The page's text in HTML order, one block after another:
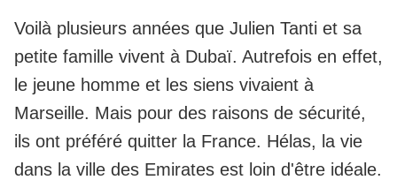
Voilà plusieurs années que Julien Tanti et sa
petite famille vivent à Dubaï. Autrefois en effet,
le jeune homme et les siens vivaient à
Marseille. Mais pour des raisons de sécurité,
ils ont préféré quitter la France. Hélas, la vie
dans la ville des Emirates est loin d'être idéale.